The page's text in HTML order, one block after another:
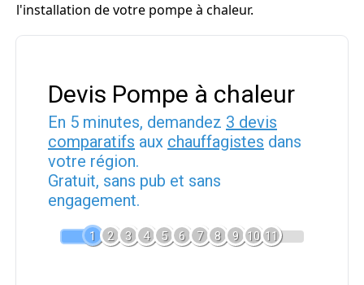
l'installation de votre pompe à chaleur.
Devis Pompe à chaleur
En 5 minutes, demandez 3 devis
comparatifs aux chauffagistes dans
votre région.
Gratuit, sans pub et sans
engagement.
1 2 3 4 5 6 7 8 9 10 11